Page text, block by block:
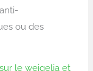
ou des
le weigelia et